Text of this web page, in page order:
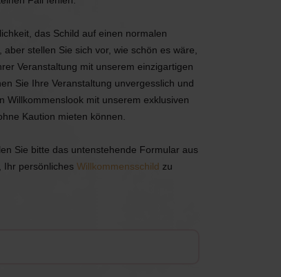
Wir helfen Ihnen
gerne
Mail an uns
Antwort innerhalb
eines Arbeitstages
App uns
Praktisch, oder?
Wir helfen Ihnen
gerne
Mail an uns
Antwort innerhalb
eines Arbeitstages
App uns
Praktisch, oder?
gerne
Mail an uns
Antwort innerhalb
eines Arbeitstages
Praktisch, oder?
das Schild auf einen normalen
aber stellen Sie sich vor, wie schön es wäre,
Veranstaltung mit unserem einzigartigen
Sie Ihre Veranstaltung unvergesslich und
Willkommenslook mit unserem exklusiven
Kaution mieten können.
Sie bitte das untenstehende Formular aus
Ihr persönliches Willkommensschild zu